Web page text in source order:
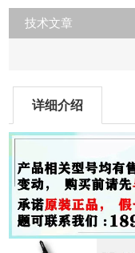
技术文章
详细介绍